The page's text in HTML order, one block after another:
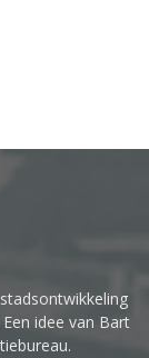
idee van Bart